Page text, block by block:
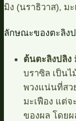
มิง (นราธิวาส), ม
ลักษณะของตะลิง
ต้นตะลิงปลิง
บราซิล เป็น
พวงแน่นที่สว
มะเฟือง แต่
ของผล โดย